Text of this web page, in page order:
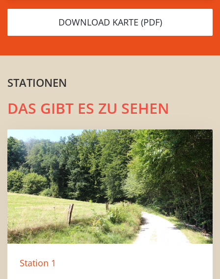
DOWNLOAD KARTE (PDF)
STATIONEN
DAS GIBT ES ZU SEHEN
Station 1